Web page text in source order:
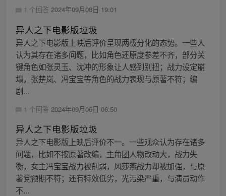
1 个回答 2024年09月08日 19:01
异人之下电影版垃圾
异人之下电影版上映后评价呈现两极分化的态势。一些人
认为其存在诸多问题，比如角色还原度参差不齐，部分关
键角色如张灵玉、沈冲的形象让人感到别扭；战力设定崩
塌，张楚岚、冯宝宝等角色的战力表现与原著不符；编
剧...
1 个回答 2024年09月06日 06:50
异人之下电影版垃圾
异人之下电影版上映后评价不一。一些观众认为存在诸多
问题，比如不按原著改编，主角团人物改动大，战力失
衡，女主冯宝宝战力被削弱，风莎燕战力却被加强，与原
著党预期不符；还有特效低劣，光污染严重，与演员动作
不...